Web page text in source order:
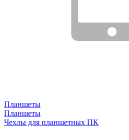
Планшеты
Планшеты
Чехлы для планшетных ПК